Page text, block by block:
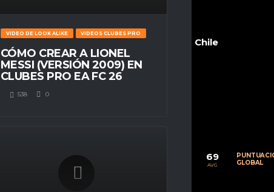
VIDEO DE LOOK ALIKE VIDEOS CLUBES PRO
CÓMO CREAR A LIONEL
MESSI (VERSIÓN 2009) EN
CLUBES PRO EA FC 26
538 0
Chile
CALIFICACIÓN
69
AVG
GLOBAL